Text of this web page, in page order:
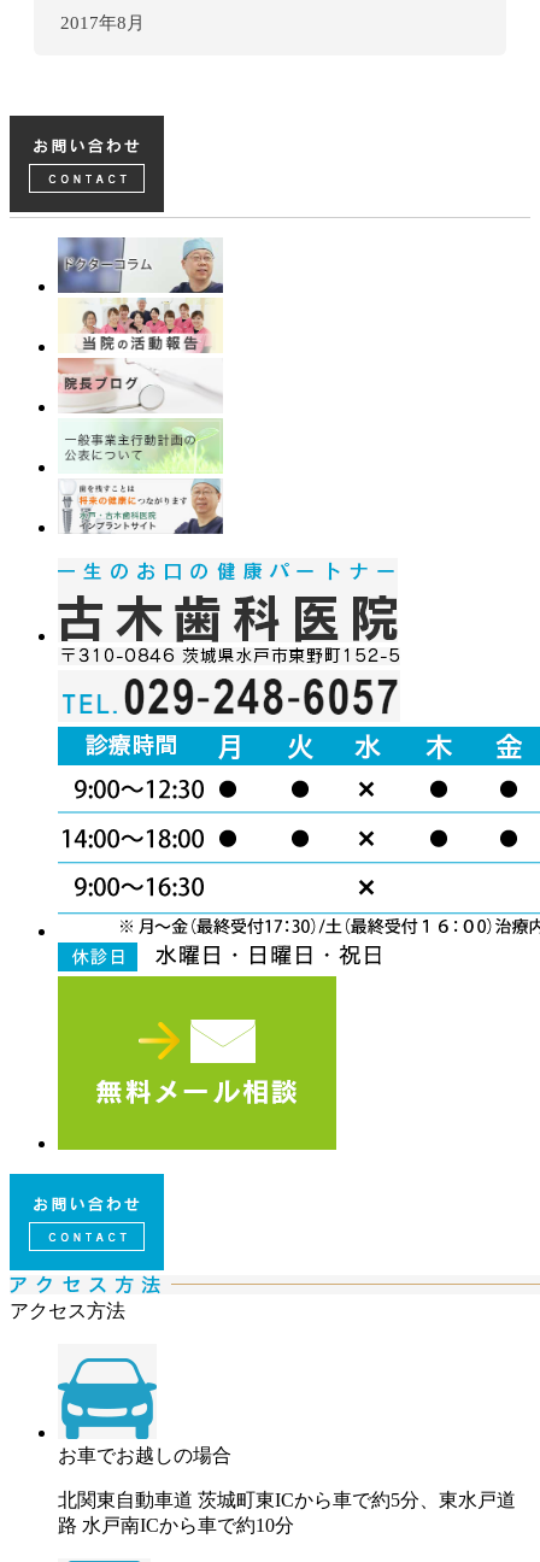
2017年8月
アクセス方法
お車でお越しの場合
北関東自動車道 茨城町東ICから車で約5分、東水戸道
路 水戸南ICから車で約10分